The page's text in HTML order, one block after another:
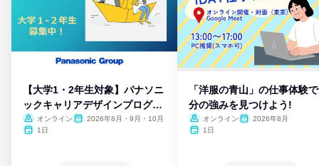
【大学1・2年生対象】パナソニ
ックキャリアデザインプログラ
ム
オンライン
2026年8月・9月・10月
1日
「洋服の青山」の仕事体験
分の強みを見つけよう!
オンライン
2026年8月
1日